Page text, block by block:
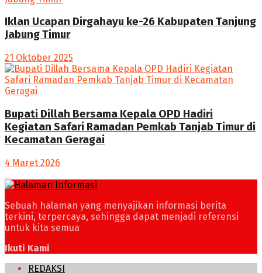
Iklan Ucapan Dirgahayu ke-26 Kabupaten Tanjung
Jabung Timur
21 Oktober 2025
Bupati Dillah Bersama Kepala OPD Hadiri
Kegiatan Safari Ramadan Pemkab Tanjab Timur di
Kecamatan Geragai
4 Maret 2026
Sebuah halaman yang menyajikan informasi berita
terkini, terpercaya, sehingga dapat menjadi referensi
untuk kita semua
Ikuti Kami
REDAKSI